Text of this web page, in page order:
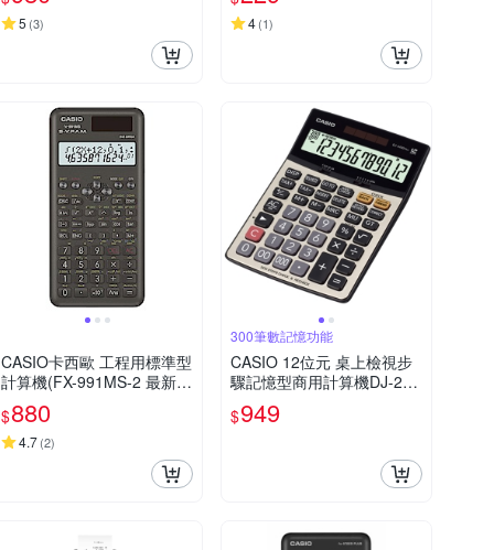
5 (3) 4(1)
CASIO卡西歐 工程用標準型
計算機(FX-991MS-2 最新第
二代 保固24個月)
$880
4.7(2)
300筆數記憶功能
CASIO 12位元 桌上檢視步
驟記憶型商用計算機DJ-220
DPLUS
$949